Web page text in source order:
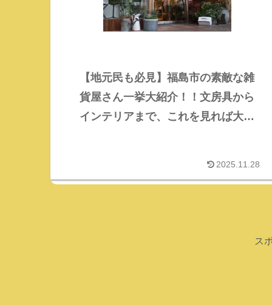
【地元民も必見】福島市の素敵な雑
貨屋さん一挙大紹介！！文房具から
インテリアまで、これを見れば大丈
2025.11.28
ス